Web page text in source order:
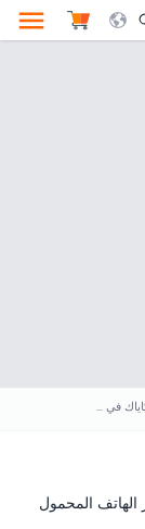
Search Opener
التجديف بالكاياك في دبي
الهاتف المحمول